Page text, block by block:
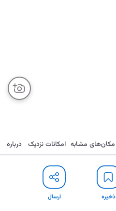
ارسال
مکان‌های مشابه امکانات نزدیک درباره
ذخیره ارسال